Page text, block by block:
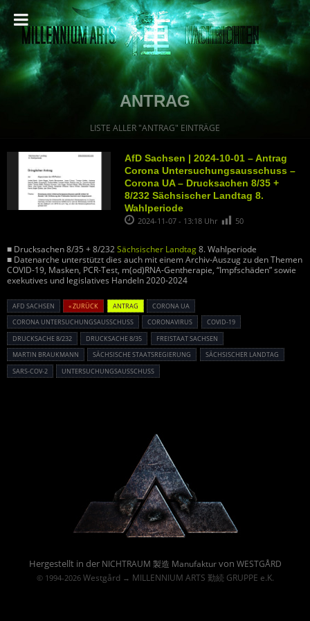
ANTRAG
LISTE ALLER "ANTRAG" EINTRÄGE
AfD Sachsen | 2024-10-01 – Antrag
Corona Untersuchungsausschuss –
Corona UA – Drucksachen 8/35 +
8/232 Sächsischer Landtag 8.
Wahlperiode
2024-11-07 - 13:18 Uhr 50
■ Drucksachen 8/35 + 8/232Sächsischer Landtag8. Wahlperiode
■ Datenarche unterstützt dies auch mit einem Archiv-Auszug zu den Themen
COVID-19, Masken, PCR-Test, m(od)RNA-Gentherapie, “Impfschäden” sowie
exekutives und legislatives Handeln 2020-2024
AFD SACHSEN « ZURÜCK ANTRAG
CORONA UA
CORONA UNTERSUCHUNGSAUSSCHUSS
CORONAVIRUS
COVID-19
DRUCKSACHE 8/232
DRUCKSACHE 8/35
FREISTAAT SACHSEN
MARTIN BRAUKMANN
SÄCHSISCHE STAATSREGIERUNG
SÄCHSISCHER LANDTAG
SARS-COV-2
UNTERSUCHUNGSAUSSCHUSS
Hergestellt in der NICHTRAUM 製造 Manufakturvon WESTGÅRD
© 1994-2026 Westgård→ MILLENNIUM ARTS 勤続 GRUPPE e.K.
Powered By :